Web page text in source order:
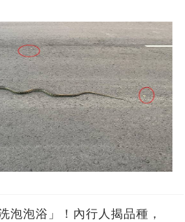
泡泡浴」！內行人揭品種，